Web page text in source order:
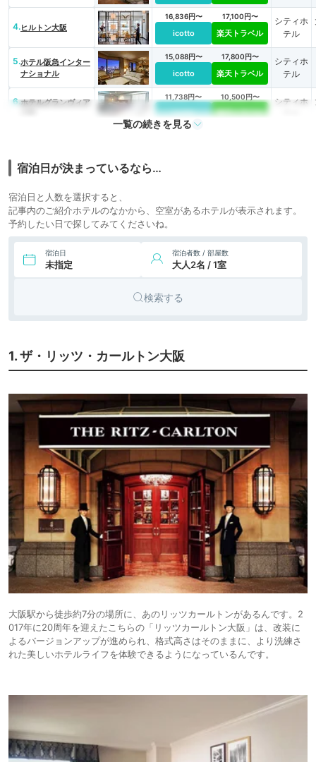
4.ヒルトン大阪
16,836円〜
icotto
17,100円〜
楽天トラベル
シティホ
テル
5.ホテル阪急インター
ナショナル
15,088円〜
icotto
17,800円〜
楽天トラベル
シティホ
テル
6.ホテルグランヴィア
11,738円〜
icotto
10,500円〜
楽天トラベル
シティホ
一覧の続きを見る
宿泊日が決まっているなら…
宿泊日と人数を選択すると、
記事内のご紹介ホテルのなかから、空室があるホテルが表示されます。
予約したい日で探してみてくださいね。
宿泊日
未指定
宿泊者数 / 部屋数
大人2名 / 1室
検索する
1. ザ・リッツ・カールトン大阪
大阪駅から徒歩約7分の場所に、あのリッツカールトンがあるんです。2
017年に20周年を迎えたこちらの「リッツカールトン大阪」は、改装に
よるバージョンアップが進められ、格式高さはそのままに、より洗練さ
れた美しいホテルライフを体験できるようになっているんです。